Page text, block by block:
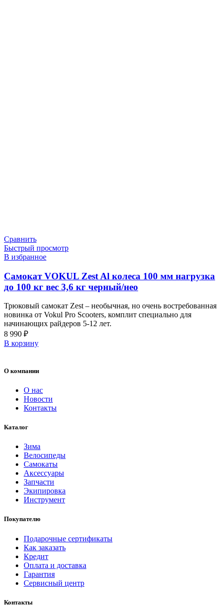
Сравнить
Быстрый просмотр
В избранное
Самокат VOKUL Zest Al колеса 100 мм нагрузка
до 100 кг вес 3,6 кг черный/нео
Трюковый самокат Zest – необычная, но очень востребованная
новинка от Vokul Pro Scooters, комплит специально для
начинающих райдеров 5-12 лет.
8 990 ₽
В корзину
О компании
О нас
Новости
Контакты
Каталог
Зима
Велосипеды
Самокаты
Аксессуары
Запчасти
Экипировка
Инструмент
Покупателю
Подарочные сертификаты
Как заказать
Кредит
Оплата и доставка
Гарантия
Сервисный центр
Контакты